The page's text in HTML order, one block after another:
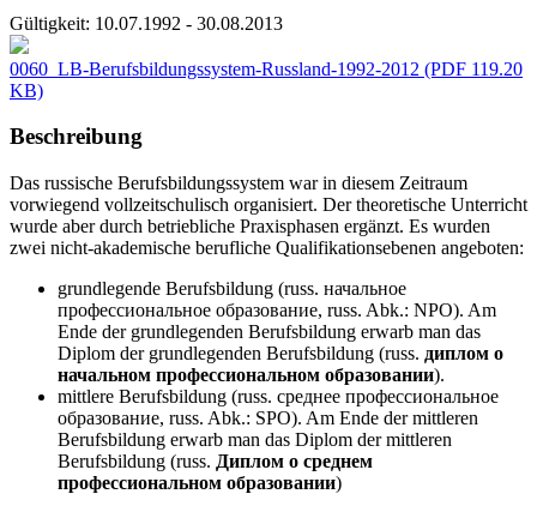
Gültigkeit: 10.07.1992 - 30.08.2013
0060_LB-Berufsbildungssystem-Russland-1992-2012 (PDF 119.20
KB)
Beschreibung
Das russische Berufsbildungssystem war in diesem Zeitraum
vorwiegend vollzeitschulisch organisiert. Der theoretische Unterricht
wurde aber durch betriebliche Praxisphasen ergänzt. Es wurden
zwei nicht-akademische berufliche Qualifikationsebenen angeboten:
grundlegende Berufsbildung (russ. начальное
профессиональное образование, russ. Abk.: NPO). Am
Ende der grundlegenden Berufsbildung erwarb man das
Diplom der grundlegenden Berufsbildung (russ. диплом о
начальном профессиональном образовании).
mittlere Berufsbildung (russ. среднее профессиональное
образование, russ. Abk.: SPO). Am Ende der mittleren
Berufsbildung erwarb man das Diplom der mittleren
Berufsbildung (russ. Диплом о среднем
профессиональном образовании)